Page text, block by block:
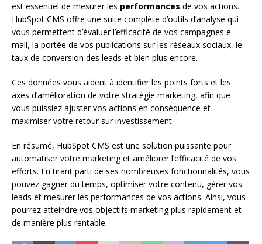
est essentiel de mesurer les performances de vos actions.
HubSpot CMS offre une suite complète d’outils d’analyse qui
vous permettent d’évaluer l’efficacité de vos campagnes e-
mail, la portée de vos publications sur les réseaux sociaux, le
taux de conversion des leads et bien plus encore.
Ces données vous aident à identifier les points forts et les
axes d’amélioration de votre stratégie marketing, afin que
vous puissiez ajuster vos actions en conséquence et
maximiser votre retour sur investissement.
En résumé, HubSpot CMS est une solution puissante pour
automatiser votre marketing et améliorer l’efficacité de vos
efforts. En tirant parti de ses nombreuses fonctionnalités, vous
pouvez gagner du temps, optimiser votre contenu, gérer vos
leads et mesurer les performances de vos actions. Ainsi, vous
pourrez atteindre vos objectifs marketing plus rapidement et
de manière plus rentable.